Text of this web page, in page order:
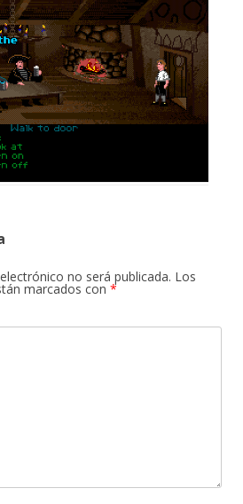
no será publicada. Los
marcados con *